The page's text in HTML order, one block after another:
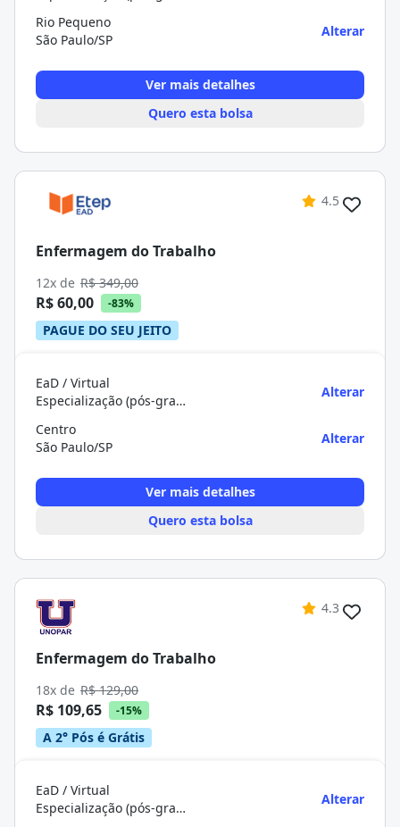
Rio Pequeno
São Paulo/SP
Alterar
Ver mais detalhes
Quero esta bolsa
4.5
Enfermagem do Trabalho
12x de R$ 349,00
R$ 60,00 -83%
PAGUE DO SEU JEITO
EaD / Virtual
Especialização (pós-graduação)
Alterar
Centro
São Paulo/SP
Alterar
Ver mais detalhes
Quero esta bolsa
4.3
Enfermagem do Trabalho
18x de R$ 129,00
R$ 109,65 -15%
A 2° Pós é Grátis
EaD / Virtual
Especialização (pós-graduação)
Alterar